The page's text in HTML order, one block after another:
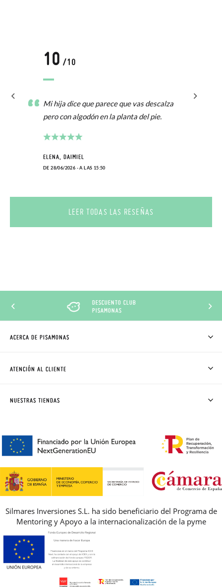
10 /10
Mi hija dice que parece que vas descalza
pero con algodón en la planta del pie.
ELENA, DAIMIEL
DE 28/06/2026 - A LAS 15:50
LEER TODAS LAS RESEÑAS
DESCUENTO CLUB
PISAMONAS
ACERCA DE PISAMONAS
CÓMO COMPRAR
AVISO LEGAL, PRIVACIDAD Y COOKIES
REBAJAS
ATENCIÓN AL CLIENTE
PREGUNTAS FRECUENTES
NUESTRAS TIENDAS
Silmares Inversiones S.L. ha sido beneficiario del Programa de
Mentoring y Apoyo a la internacionalización de la pyme